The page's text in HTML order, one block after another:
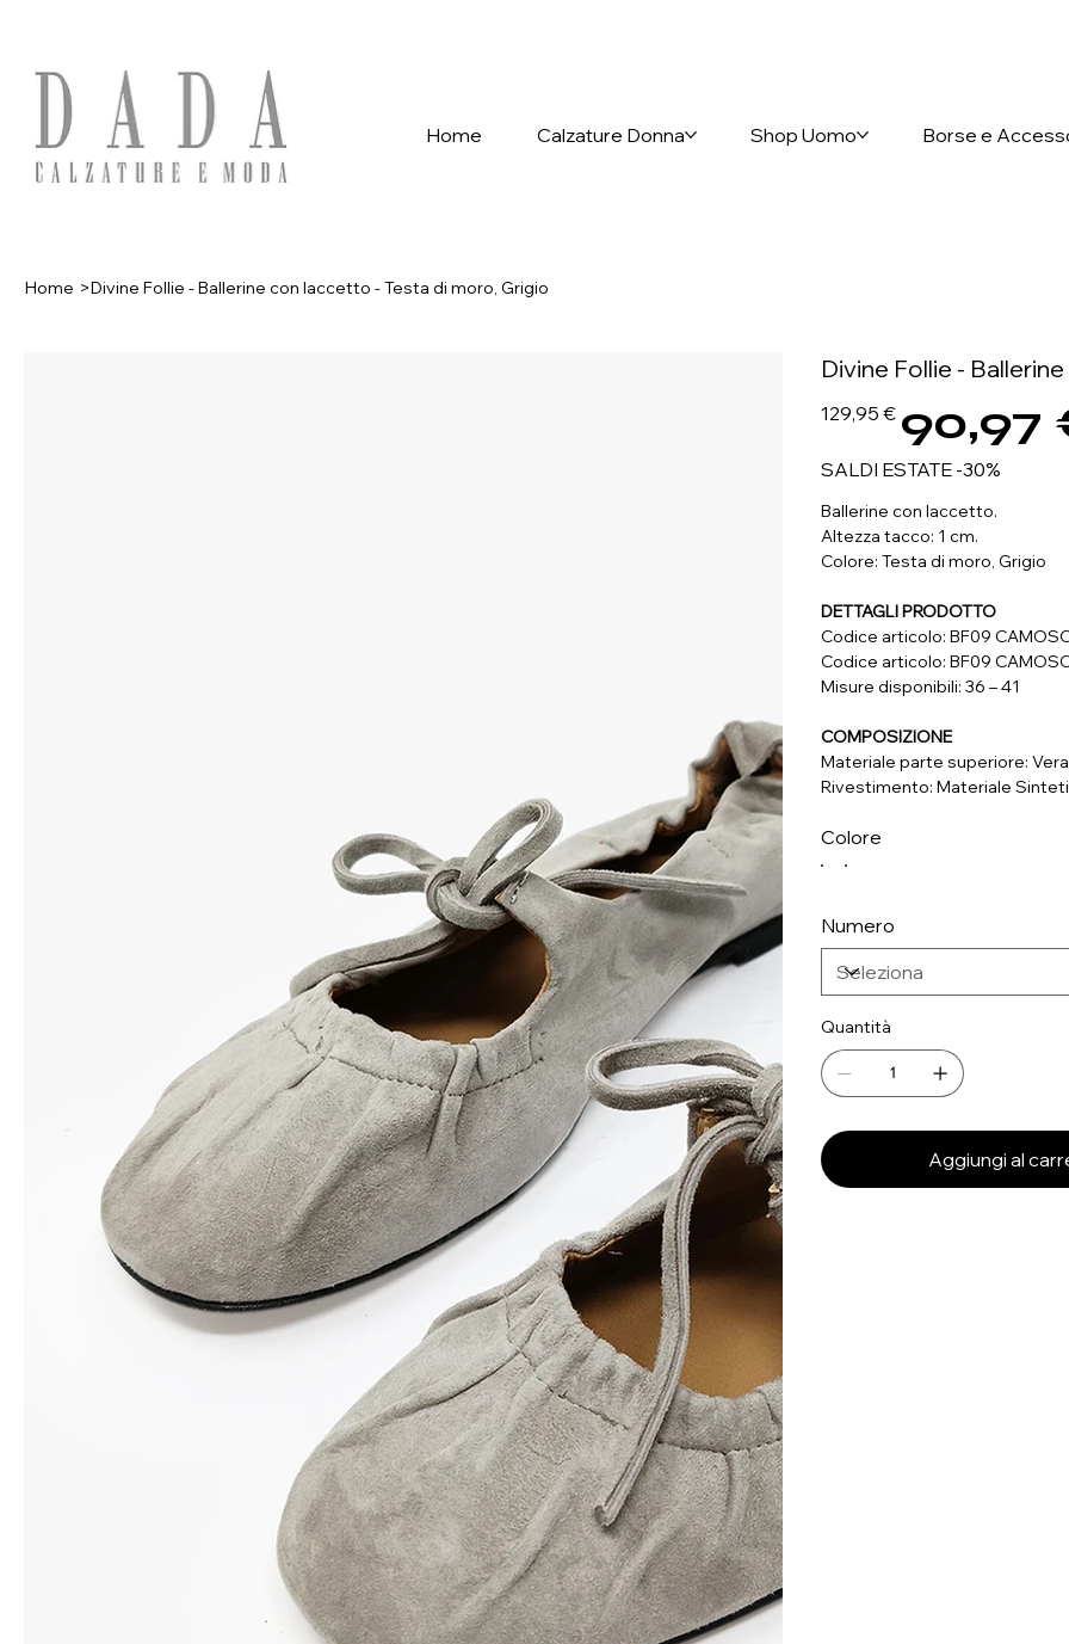
Home Calzature Donna Shop Uomo Borse e
Home >Divine Follie - Ballerine con laccetto - Testa di moro, Grigio
Divine Follie -
Prezzo
originale
129,95 € scontato
90,97
SALDI ESTATE -30%
Ballerine con laccetto.
Altezza tacco: 1 cm.
Colore: Testa di moro, Grigio
DETTAGLI PRODOTTO
Codice articolo: BF09
Codice articolo: BF09
Misure disponibili: 36 – 41
COMPOSIZIONE
Materiale parte superiore:
Rivestimento: Materiale
Suola: Materiale Sintetico
Colore
Numero
Quantità
Aggiungi al